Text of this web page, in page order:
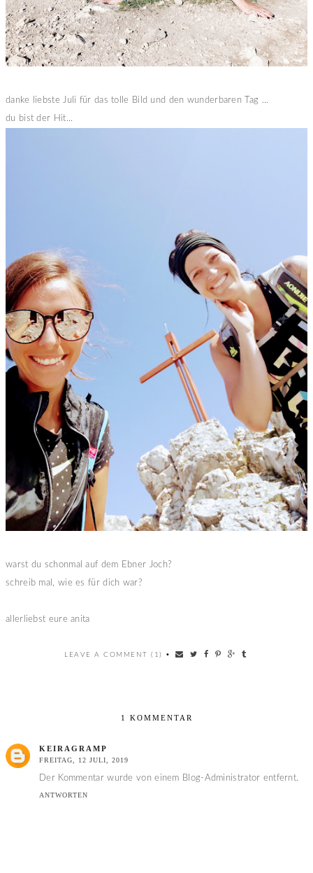
danke liebste Juli für das tolle Bild und den wunderbaren Tag ...
du bist der Hit...
warst du schonmal auf dem Ebner Joch?
schreib mal, wie es für dich war?
allerliebst eure anita
LEAVE A COMMENT (1) •
1 KOMMENTAR
KEIRAGRAMP
FREITAG, 12 JULI, 2019
Der Kommentar wurde von einem Blog-Administrator entfernt.
ANTWORTEN